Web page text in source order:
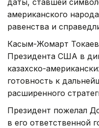
американского
равенства и
Касым-Жомарт
Президента США в
казахско-
готовность к
расширенного
Президент пожелал
в его ответственной